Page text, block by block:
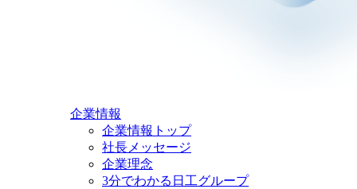
企業情報
企業情報トップ
社長メッセージ
企業理念
3分でわかる日工グループ